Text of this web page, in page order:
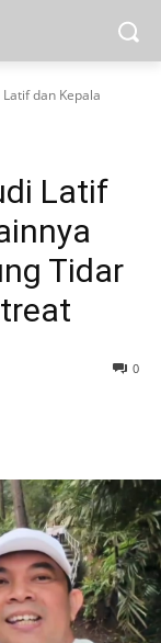
dan Kepala
Latif
Tidar
0